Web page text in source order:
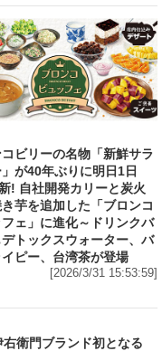
ビリーの名物「新鮮サラ
が40年ぶりに明日1日
! 自社開発カリーと炭火
芋を追加した「ブロンコ
フェ」に進化～ドリンクバ
トックスウォーター、バ
ピー、台湾茶が登場
[2026/3/31 15:53:59]
衛門ブランド初となる